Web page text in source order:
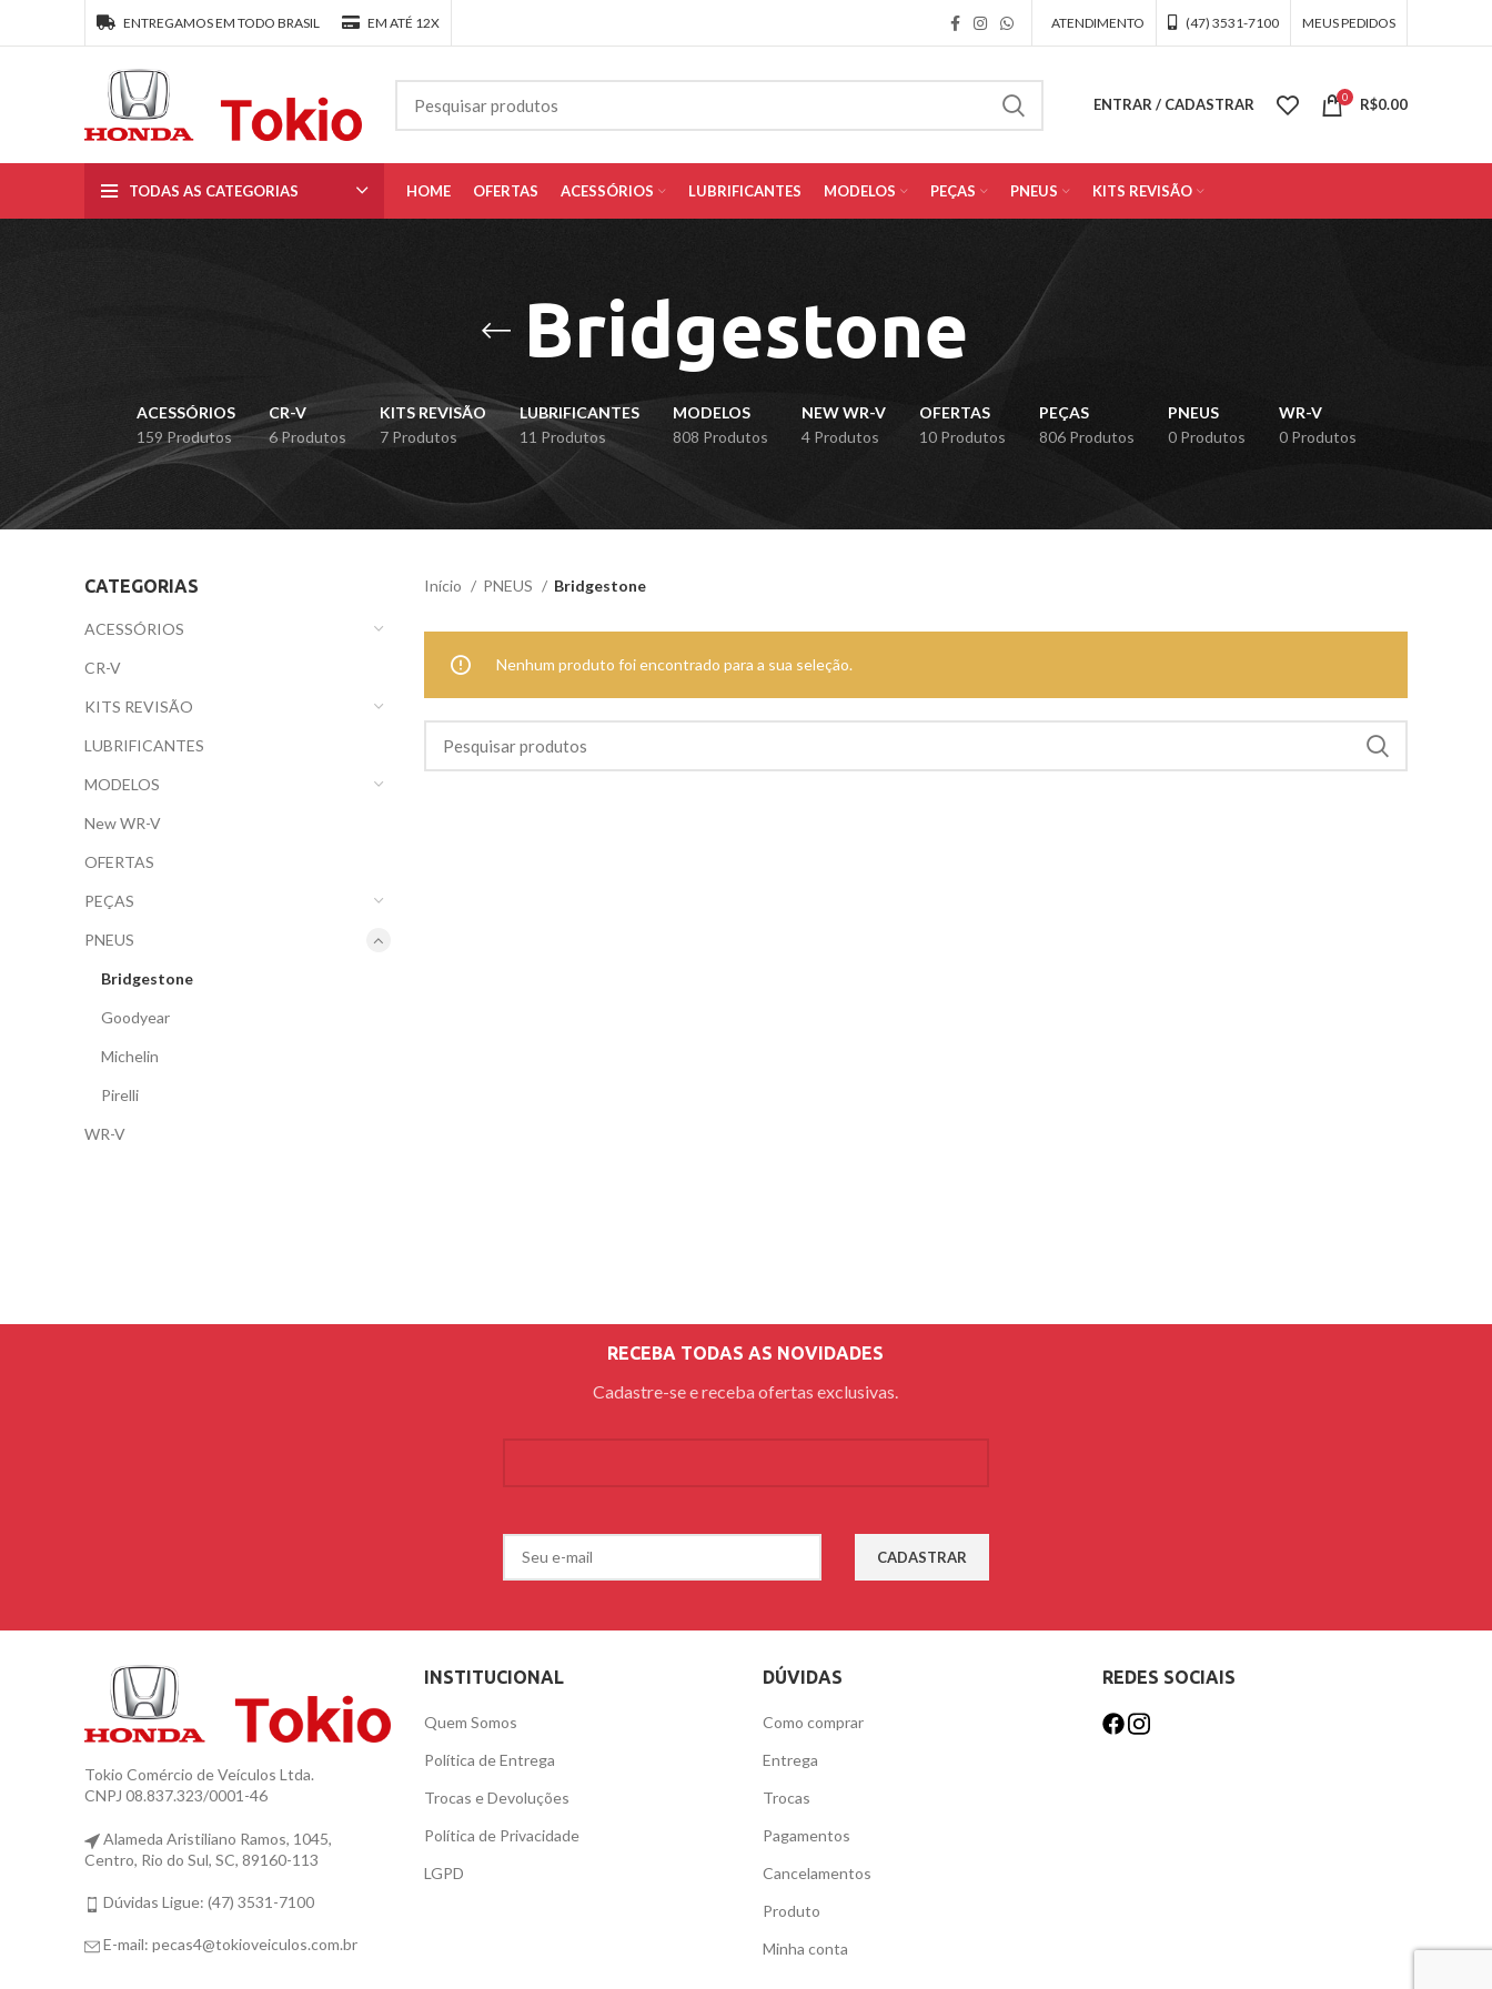
ENTREGAMOS EM TODO BRASIL EM ATÉ 12X ATENDIMENTO (47) 3531-7100 MEUS PEDIDOS
ENTRAR / CADASTRAR 0 R$0.00
TODAS AS CATEGORIAS HOME OFERTAS ACESSÓRIOS LUBRIFICANTES MODELOS PEÇAS PNEUS KITS REVISÃO
Bridgestone
ACESSÓRIOS
159 Produtos
CR-V
6 Produtos
KITS REVISÃO
7 Produtos
LUBRIFICANTES
11 Produtos
MODELOS
808 Produtos
NEW WR-V
4 Produtos
OFERTAS
10 Produtos
PEÇAS
806 Produtos
PNEUS
0 Produtos
WR-V
0 Produtos
CATEGORIAS
ACESSÓRIOS
CR-V
KITS REVISÃO
LUBRIFICANTES
MODELOS
New WR-V
OFERTAS
PEÇAS
PNEUS
Bridgestone
Goodyear
Michelin
Pirelli
WR-V
Início PNEUS Bridgestone
Nenhum produto foi encontrado para a sua seleção.
RECEBA TODAS AS NOVIDADES
Cadastre-se e receba ofertas exclusivas.
Tokio Comércio de Veículos Ltda.
CNPJ 08.837.323/0001-46
Alameda Aristiliano Ramos, 1045,
Centro, Rio do Sul, SC, 89160-113
Dúvidas Ligue: (47) 3531-7100
E-mail: pecas4@tokioveiculos.com.br
INSTITUCIONAL
Quem Somos
Política de Entrega
Trocas e Devoluções
Política de Privacidade
LGPD
DÚVIDAS
Como comprar
Entrega
Trocas
Pagamentos
Cancelamentos
Produto
Minha conta
REDES SOCIAIS